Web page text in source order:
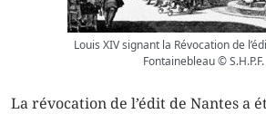
Louis XIV signant la Révocation de
Fontainebleau © S.H.P.F.
La révocation de l’édit de Nantes a